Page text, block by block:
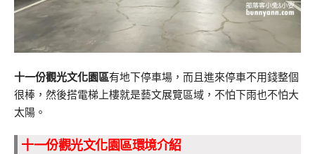
十一份觀光文化園區有地下停車場，而且進來停車不用錢整個
很棒，然後搭電梯上樓就是藝文展覽區域，不怕下雨也不怕大
太陽。
十一份觀光文化園區環境介紹